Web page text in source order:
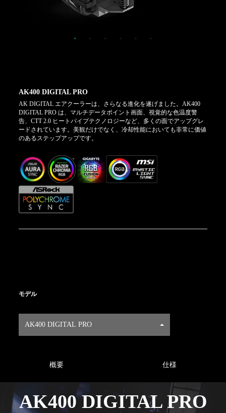
AK400 DIGITAL PRO
AK DIGITAL エアクーラーは、さらなる進化を遂げました。AK400
DIGITAL PRO は、マルチデータポイント画面、視覚的な色温度警
告、CTT 2.0 ヒートパイプテクノロジーなど、多くの面でアップグレ
ードされています。美観だけでなく、冷却性能においても非常に価値
のあるステップアップです。
モデル
AK400 DIGITAL PRO
概要 仕様
AK400 DIGITAL PRO